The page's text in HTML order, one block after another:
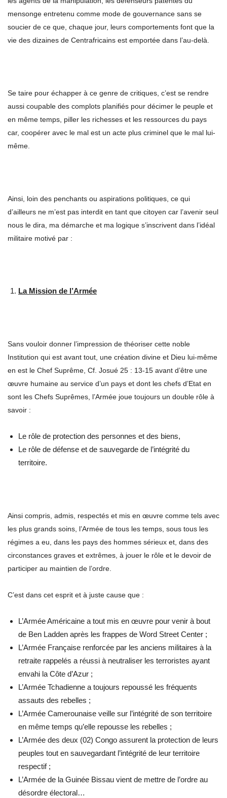
mensonge entretenu comme mode de gouvernance sans se
soucier de ce que, chaque jour, leurs comportements font que la
vie des dizaines de Centrafricains est emportée dans l’au-delà.
Se taire pour échapper à ce genre de critiques, c’est se rendre
aussi coupable des complots planifiés pour décimer le peuple et
en même temps, piller les richesses et les ressources du pays
car, coopérer avec le mal est un acte plus criminel que le mal lui-
même.
Ainsi, loin des penchants ou aspirations politiques, ce qui
d’ailleurs ne m’est pas interdit en tant que citoyen car l’avenir seul
nous le dira, ma démarche et ma logique s’inscrivent dans l’idéal
militaire motivé par :
La Mission de l’Armée
Sans vouloir donner l’impression de théoriser cette noble
Institution qui est avant tout, une création divine et Dieu lui-même
en est le Chef Suprême, Cf. Josué 25 : 13-15 avant d’être une
œuvre humaine au service d’un pays et dont les chefs d’Etat en
sont les Chefs Suprêmes, l’Armée joue toujours un double rôle à
savoir :
Le rôle de protection des personnes et des biens,
Le rôle de défense et de sauvegarde de l’intégrité du
territoire.
Ainsi compris, admis, respectés et mis en œuvre comme tels avec
les plus grands soins, l’Armée de tous les temps, sous tous les
régimes a eu, dans les pays des hommes sérieux et, dans des
circonstances graves et extrêmes, à jouer le rôle et le devoir de
participer au maintien de l’ordre.
C’est dans cet esprit et à juste cause que :
L’Armée Américaine a tout mis en œuvre pour venir à bout
de Ben Ladden après les frappes de Word Street Center ;
L’Armée Française renforcée par les anciens militaires à la
retraite rappelés a réussi à neutraliser les terroristes ayant
envahi la Côte d’Azur ;
L’Armée Tchadienne a toujours repoussé les fréquents
assauts des rebelles ;
L’Armée Camerounaise veille sur l’intégrité de son territoire
en même temps qu’elle repousse les rebelles ;
L’Armée des deux (02) Congo assurent la protection de leurs
peuples tout en sauvegardant l’intégrité de leur territoire
respectif ;
L’Armée de la Guinée Bissau vient de mettre de l’ordre au
désordre électoral…